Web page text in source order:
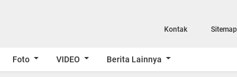
Kontak Sitemap
Foto VIDEO Berita Lainnya